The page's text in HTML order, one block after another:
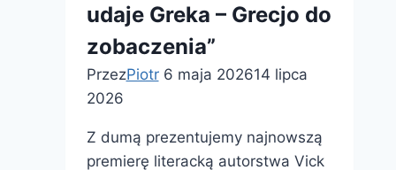
udaje Greka – Grecjo do
zobaczenia”
PrzezPiotr 6 maja 202614 lipca
2026
Z dumą prezentujemy najnowszą
premierę literacką autorstwa Vick